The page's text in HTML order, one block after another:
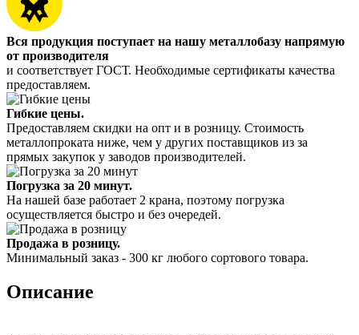
Вся продукция поступает на нашу металлобазу напрямую
от производителя
и соответствует ГОСТ. Необходимые сертификаты качества
предоставляем.
Гибкие цены.
Предоставляем скидки на опт и в розницу. Стоимость
металлопроката ниже, чем у других поставщиков из за
прямых закупок у заводов производителей.
Погрузка за 20 минут.
На нашей базе работает 2 крана, поэтому погрузка
осуществляется быстро и без очередей.
Продажа в розницу.
Минимальный заказ - 300 кг любого сортового товара.
Описание